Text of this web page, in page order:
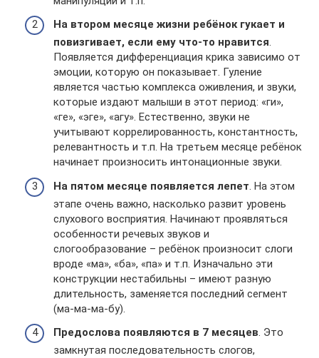
На втором месяце жизни ребёнок гукает и
повизгивает, если ему что-то нравится.
Появляется дифференциация крика зависимо от
эмоции, которую он показывает. Гуление
является частью комплекса оживления, и звуки,
которые издают малыши в этот период: «ги»,
«ге», «эге», «агу». Естественно, звуки не
учитывают коррелированность, константность,
релевантность и т.п. На третьем месяце ребёнок
начинает произносить интонационные звуки.
На пятом месяце появляется лепет . На этом
этапе очень важно, насколько развит уровень
слухового восприятия. Начинают проявляться
особенности речевых звуков и
слогообразование – ребёнок произносит слоги
вроде «ма», «ба», «па» и т.п. Изначально эти
конструкции нестабильны – имеют разную
длительность, заменяется последний сегмент
(ма-ма-ма-бу).
Предослова появляются в 7 месяцев. Это
замкнутая последовательность слогов,